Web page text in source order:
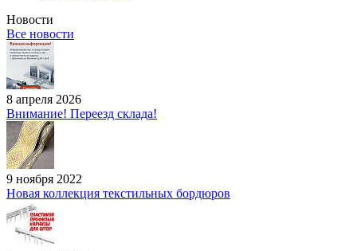
Новости
Все новости
8 апреля 2026
Внимание! Переезд склада!
9 ноября 2022
Новая коллекция текстильных бордюров